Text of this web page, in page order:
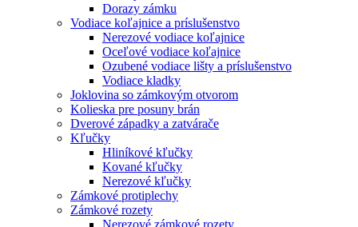
Dorazy zámku
Vodiace koľajnice a príslušenstvo
Nerezové vodiace koľajnice
Oceľové vodiace koľajnice
Ozubené vodiace lišty a príslušenstvo
Vodiace kladky
Joklovina so zámkovým otvorom
Kolieska pre posuny brán
Dverové západky a zatvárače
Kľučky
Hliníkové kľučky
Kované kľučky
Nerezové kľučky
Zámkové protiplechy
Zámkové rozety
Nerezové zámkové rozety